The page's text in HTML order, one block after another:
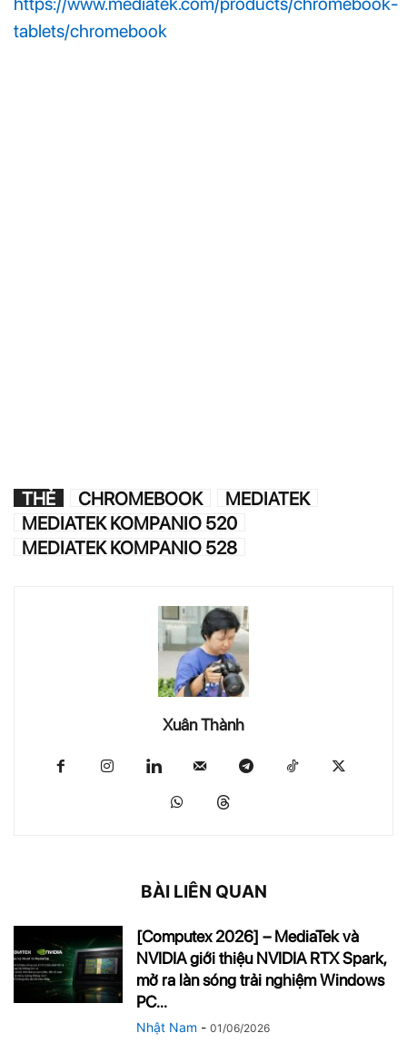
tablets/chromebook
THẺ CHROMEBOOK
MEDIATEK
MEDIATEK KOMPANIO 520
MEDIATEK KOMPANIO 528
Xuân Thành
BÀI LIÊN QUAN
[Computex 2026] – MediaTek và
NVIDIA giới thiệu NVIDIA RTX Spark,
mở ra làn sóng trải nghiệm Windows
PC...
Nhật Nam - 01/06/2026